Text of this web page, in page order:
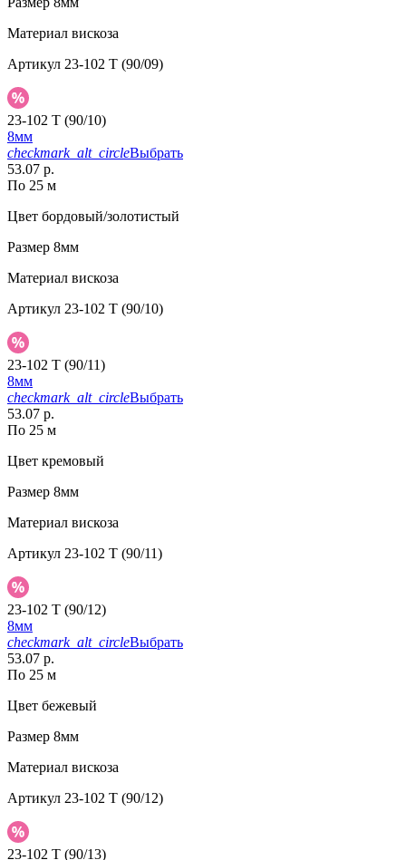
Материал вискоза
Артикул 23-102 T (90/09)
23-102 T (90/10)
8мм
checkmark_alt_circleВыбрать
53.07 р.
По 25 м
Цвет бордовый/золотистый
Размер 8мм
Материал вискоза
Артикул 23-102 T (90/10)
23-102 T (90/11)
8мм
checkmark_alt_circleВыбрать
53.07 р.
По 25 м
Цвет кремовый
Размер 8мм
Материал вискоза
Артикул 23-102 T (90/11)
23-102 T (90/12)
8мм
checkmark_alt_circleВыбрать
53.07 р.
По 25 м
Цвет бежевый
Размер 8мм
Материал вискоза
Артикул 23-102 T (90/12)
23-102 T (90/13)